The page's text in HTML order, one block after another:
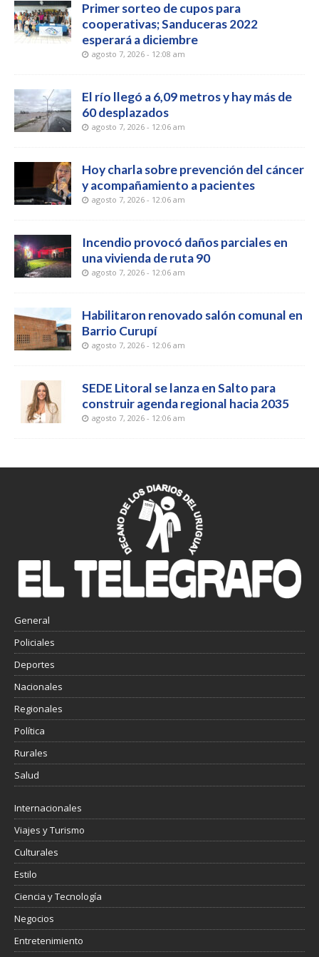
Primer sorteo de cupos para
cooperativas; Sanduceras 2022
esperará a diciembre
agosto 7, 2026 - 12:08 am
El río llegó a 6,09 metros y hay más de
60 desplazados
agosto 7, 2026 - 12:06 am
Hoy charla sobre prevención del cáncer
y acompañamiento a pacientes
agosto 7, 2026 - 12:06 am
Incendio provocó daños parciales en
una vivienda de ruta 90
agosto 7, 2026 - 12:06 am
Habilitaron renovado salón comunal en
Barrio Curupí
agosto 7, 2026 - 12:06 am
SEDE Litoral se lanza en Salto para
construir agenda regional hacia 2035
agosto 7, 2026 - 12:06 am
General
Policiales
Deportes
Nacionales
Regionales
Política
Rurales
Salud
Internacionales
Viajes y Turismo
Culturales
Estilo
Ciencia y Tecnología
Negocios
Entretenimiento